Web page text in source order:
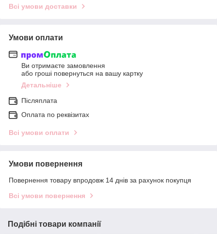
Всі умови доставки
Умови оплати
Ви отримаєте замовлення
або гроші повернуться на вашу картку
Детальніше
Післяплата
Оплата по реквізитах
Всі умови оплати
Умови повернення
Повернення товару впродовж 14 днів за рахунок покупця
Всі умови повернення
Подібні товари компанії